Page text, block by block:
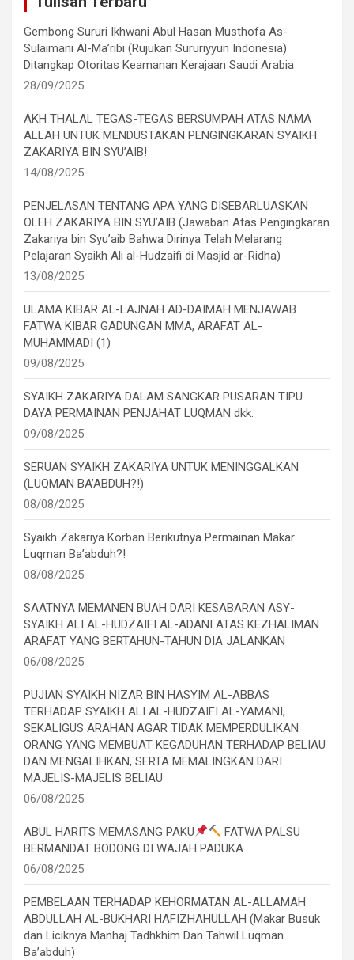
Gembong Sururi Ikhwani Abul Hasan Musthofa As-
Sulaimani Al-Ma’ribi (Rujukan Sururiyyun Indonesia)
Ditangkap Otoritas Keamanan Kerajaan Saudi Arabia
28/09/2025
AKH THALAL TEGAS-TEGAS BERSUMPAH ATAS NAMA
ALLAH UNTUK MENDUSTAKAN PENGINGKARAN SYAIKH
ZAKARIYA BIN SYU’AIB!
14/08/2025
PENJELASAN TENTANG APA YANG DISEBARLUASKAN
OLEH ZAKARIYA BIN SYU’AIB (Jawaban Atas Pengingkaran
Zakariya bin Syu’aib Bahwa Dirinya Telah Melarang
Pelajaran Syaikh Ali al-Hudzaifi di Masjid ar-Ridha)
13/08/2025
ULAMA KIBAR AL-LAJNAH AD-DAIMAH MENJAWAB
FATWA KIBAR GADUNGAN MMA, ARAFAT AL-
MUHAMMADI (1)
09/08/2025
SYAIKH ZAKARIYA DALAM SANGKAR PUSARAN TIPU
DAYA PERMAINAN PENJAHAT LUQMAN dkk.
09/08/2025
SERUAN SYAIKH ZAKARIYA UNTUK MENINGGALKAN
(LUQMAN BA’ABDUH?!)
08/08/2025
Syaikh Zakariya Korban Berikutnya Permainan Makar
Luqman Ba’abduh?!
08/08/2025
SAATNYA MEMANEN BUAH DARI KESABARAN ASY-
SYAIKH ALI AL-HUDZAIFI AL-ADANI ATAS KEZHALIMAN
ARAFAT YANG BERTAHUN-TAHUN DIA JALANKAN
06/08/2025
PUJIAN SYAIKH NIZAR BIN HASYIM AL-ABBAS
TERHADAP SYAIKH ALI AL-HUDZAIFI AL-YAMANI,
SEKALIGUS ARAHAN AGAR TIDAK MEMPERDULIKAN
ORANG YANG MEMBUAT KEGADUHAN TERHADAP BELIAU
DAN MENGALIHKAN, SERTA MEMALINGKAN DARI
MAJELIS-MAJELIS BELIAU
06/08/2025
ABUL HARITS MEMASANG PAKU
FATWA PALSU
BERMANDAT BODONG DI WAJAH PADUKA
06/08/2025
PEMBELAAN TERHADAP KEHORMATAN AL-ALLAMAH
ABDULLAH AL-BUKHARI HAFIZHAHULLAH (Makar Busuk
dan Liciknya Manhaj Tadhkhim Dan Tahwil Luqman
Ba’abduh)